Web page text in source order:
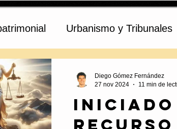
Urbanismo y Tribunales
administrativo
Contratación pública Derechos
recurso
Diego Gómez Fernández
27 nov 2024
11 min de